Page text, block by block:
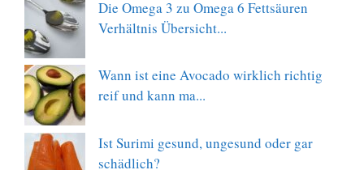
Die Omega 3 zu Omega 6 Fettsäuren
Verhältnis Übersicht...
Wann ist eine Avocado wirklich richtig
reif und kann ma...
Ist Surimi gesund, ungesund oder gar
schädlich?